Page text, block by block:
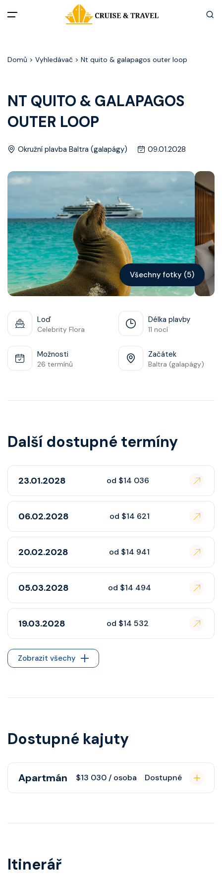
Akční nabídky
Destinace
Zážitky z plaveb
Užitečné informace
Často kladené otázky
Kontakt
Vyhledat plavbu
Domů > Vyhledávač > Nt quito & galapagos outer loop
NT QUITO & GALAPAGOS
OUTER LOOP
Okružní plavba Baltra (galapágy) 09.01.2028
Všechny fotky (5)
Loď
Celebrity Flora
Délka plavby
11 nocí
Možnosti
26 termínů
Začátek
Baltra (galapágy)
Další dostupné termíny
23.01.2028 od $14 036
06.02.2028 od $14 621
20.02.2028 od $14 941
05.03.2028 od $14 494
19.03.2028 od $14 532
Zobrazit všechy
Dostupné kajuty
Apartmán $13 030 / osoba Dostupné
pohovku či více ložnicí podle
nastavitelnou klimatizaci,
Itinerář